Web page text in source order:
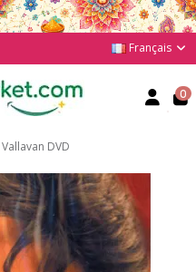
Français
0
Vallavan DVD